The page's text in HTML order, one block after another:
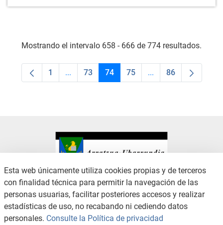
Mostrando el intervalo 658 - 666 de 774 resultados.
Página
1 ...Páginas intermedias Use TAB para
Página
73 Página
74 Página
75 ...PáginasPágina
86
CONTACTO
AVISO LEGAL
CANAL DE DENUNCIAS
POLÍTICA DE PRIVACIDAD
POLÍTICA DE COOKIES
ACCESIBILIDAD
Esta web únicamente utiliza cookies propias y de terceros
con finalidad técnica para permitir la navegación de las
personas usuarias, facilitar posteriores accesos y realizar
estadísticas de uso, no recabando ni cediendo datos
personales. Consulte la Política de privacidad